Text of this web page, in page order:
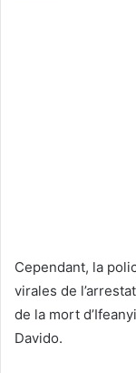
Cependant, la
virales de
de la mort
Davido.